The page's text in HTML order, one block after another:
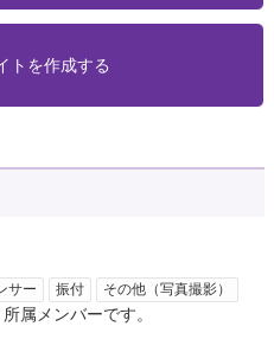
トを作成する
サー 振付 その他（写真撮影）
属メンバーです。